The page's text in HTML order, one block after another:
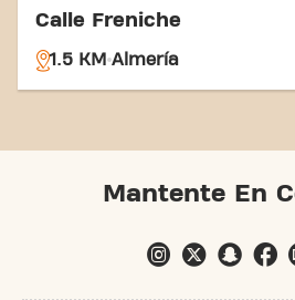
Calle Freniche
1.5 KM Almería
Mantente En